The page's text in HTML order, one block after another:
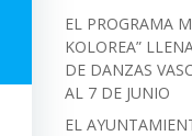
EL PROGRAMA
KOLOREA”
DE DANZAS
AL 7 DE JUNIO
EL